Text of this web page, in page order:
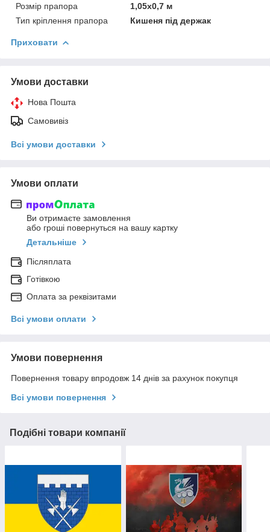
Розмір прапора
1,05х0,7 м
Тип кріплення прапора
Кишеня під держак
Приховати
Умови доставки
Нова Пошта
Самовивіз
Всі умови доставки
Умови оплати
Ви отримаєте замовлення
або гроші повернуться на вашу картку
Детальніше
Післяплата
Готівкою
Оплата за реквізитами
Всі умови оплати
Умови повернення
Повернення товару впродовж 14 днів за рахунок покупця
Всі умови повернення
Подібні товари компанії